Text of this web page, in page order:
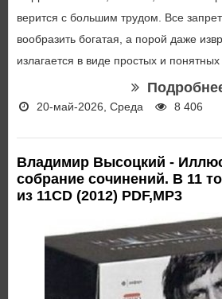
верится с большим трудом. Все
вообразить богатая, а порой даже
излагается в виде простых и
20-май-2026, Среда 8 406
Владимир Высоцкий -
собрание сочинений. В 11
из 11CD (2012) PDF,MP3